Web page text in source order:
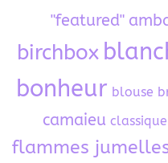
"featured"
birchbox
bonheur blouse
camaieu classique
flammes